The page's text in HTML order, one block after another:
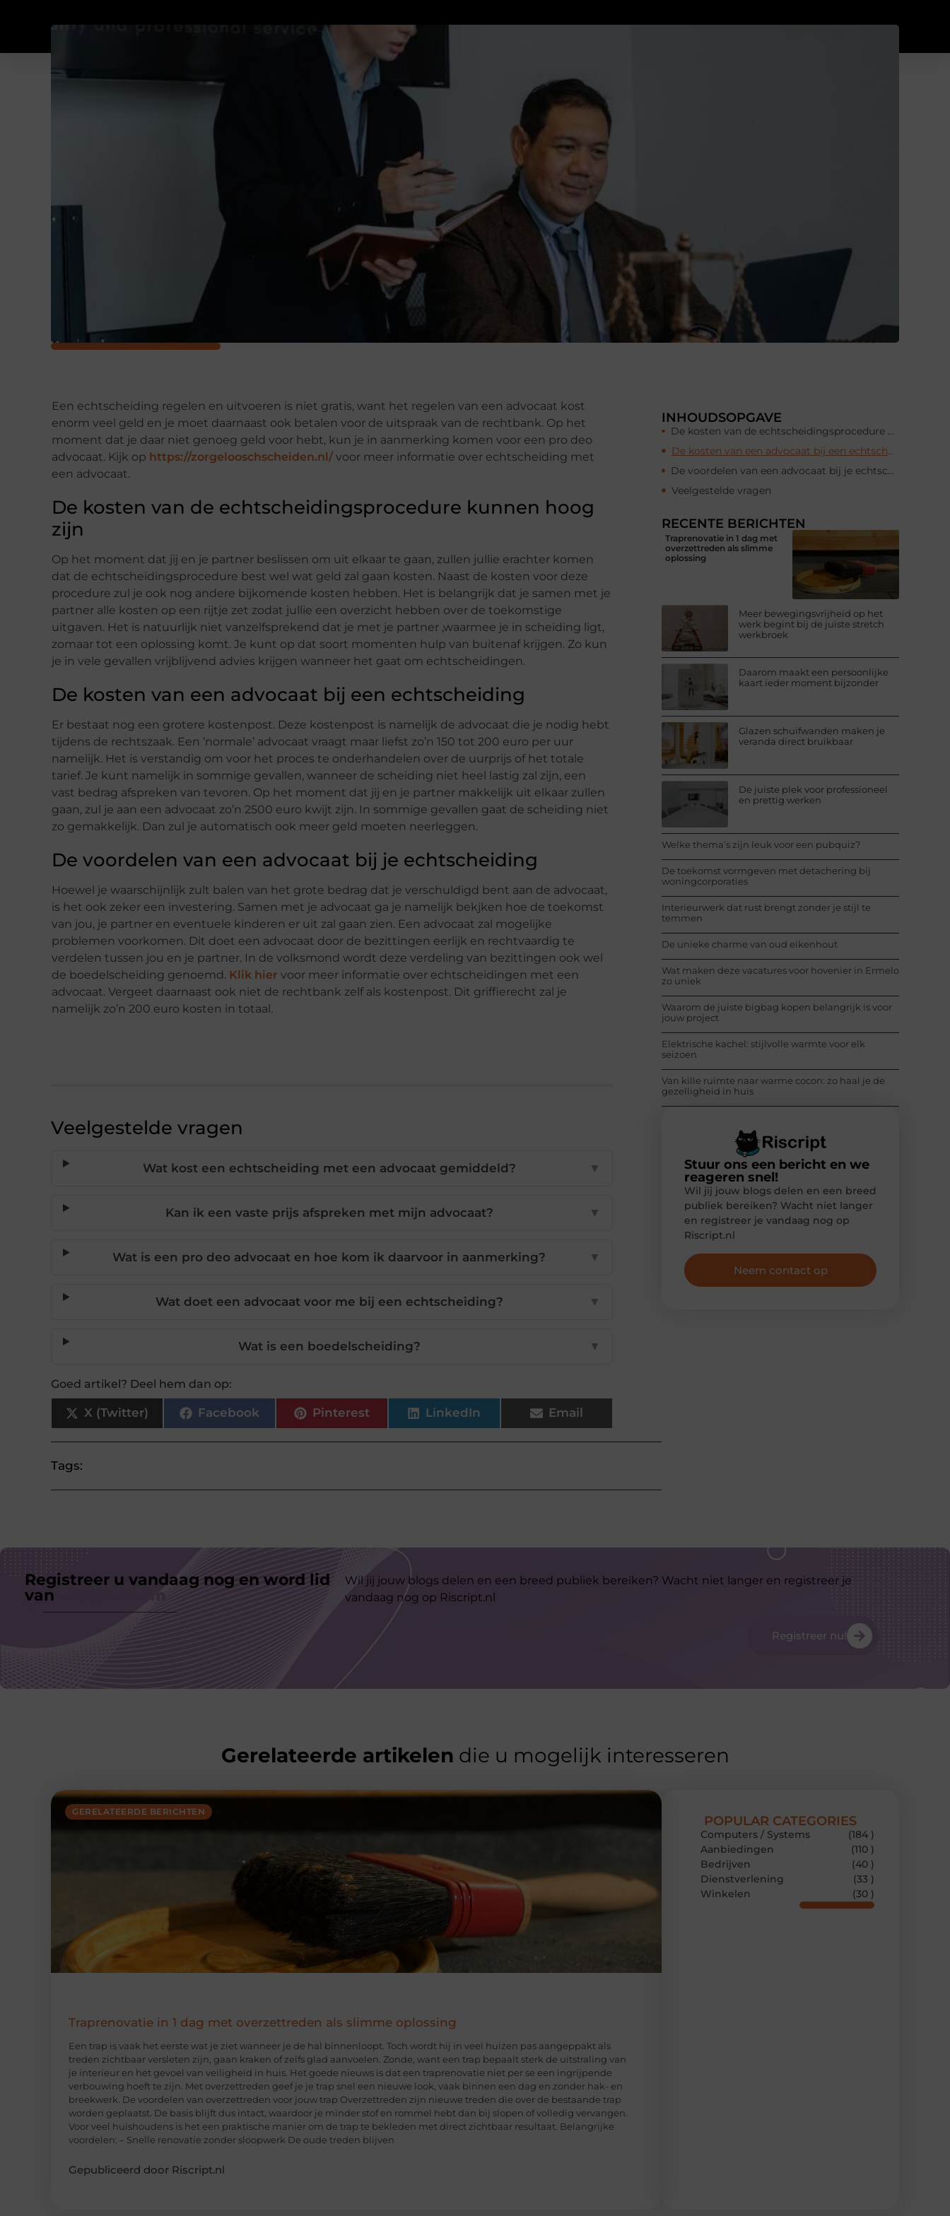
Een echtscheiding regelen en uitvoeren is niet gratis, want het regelen van een advocaat kost
enorm veel geld en je moet daarnaast ook betalen voor de uitspraak van de rechtbank. Op het
moment dat je daar niet genoeg geld voor hebt, kun je in aanmerking komen voor een pro deo
advocaat. Kijk op https://zorgelooschscheiden.nl/ voor meer informatie over echtscheiding met
een advocaat.
De kosten van de echtscheidingsprocedure kunnen hoog
zijn
Op het moment dat jij en je partner beslissen om uit elkaar te gaan, zullen jullie erachter komen
dat de echtscheidingsprocedure best wel wat geld zal gaan kosten. Naast de kosten voor deze
procedure zul je ook nog andere bijkomende kosten hebben. Het is belangrijk dat je samen met je
partner alle kosten op een rijtje zet zodat jullie een overzicht hebben over de toekomstige
uitgaven. Het is natuurlijk niet vanzelfsprekend dat je met je partner ,waarmee je in scheiding ligt,
zomaar tot een oplossing komt. Je kunt op dat soort momenten hulp van buitenaf krijgen. Zo kun
je in vele gevallen vrijblijvend advies krijgen wanneer het gaat om echtscheidingen.
De kosten van een advocaat bij een echtscheiding
Er bestaat nog een grotere kostenpost. Deze kostenpost is namelijk de advocaat die je nodig hebt
tijdens de rechtszaak. Een ‘normale’ advocaat vraagt maar liefst zo’n 150 tot 200 euro per uur
namelijk. Het is verstandig om voor het proces te onderhandelen over de uurprijs of het totale
tarief. Je kunt namelijk in sommige gevallen, wanneer de scheiding niet heel lastig zal zijn, een
vast bedrag afspreken van tevoren. Op het moment dat jij en je partner makkelijk uit elkaar zullen
gaan, zul je aan een advocaat zo’n 2500 euro kwijt zijn. In sommige gevallen gaat de scheiding niet
zo gemakkelijk. Dan zul je automatisch ook meer geld moeten neerleggen.
De voordelen van een advocaat bij je echtscheiding
Hoewel je waarschijnlijk zult balen van het grote bedrag dat je verschuldigd bent aan de advocaat,
is het ook zeker een investering. Samen met je advocaat ga je namelijk bekjken hoe de toekomst
van jou, je partner en eventuele kinderen er uit zal gaan zien. Een advocaat zal mogelijke
problemen voorkomen. Dit doet een advocaat door de bezittingen eerlijk en rechtvaardig te
verdelen tussen jou en je partner. In de volksmond wordt deze verdeling van bezittingen ook wel
de boedelscheiding genoemd. Klik hier voor meer informatie over echtscheidingen met een
advocaat. Vergeet daarnaast ook niet de rechtbank zelf als kostenpost. Dit griffierecht zal je
namelijk zo’n 200 euro kosten in totaal.
Veelgestelde vragen
Wat kost een echtscheiding met een advocaat gemiddeld? ▼
Kan ik een vaste prijs afspreken met mijn advocaat? ▼
Wat is een pro deo advocaat en hoe kom ik daarvoor in aanmerking? ▼
Wat doet een advocaat voor me bij een echtscheiding? ▼
Wat is een boedelscheiding? ▼
Goed artikel? Deel hem dan op:
X (Twitter) Facebook Pinterest LinkedIn Email
Tags:
INHOUDSOPGAVE
De kosten van de echtscheidingsprocedure kunnen hoog zijn
De kosten van een advocaat bij een echtscheiding
De voordelen van een advocaat bij je echtscheiding
Veelgestelde vragen
RECENTE BERICHTEN
Traprenovatie in 1 dag met
overzettreden als slimme
oplossing
Meer bewegingsvrijheid op het
werk begint bij de juiste stretch
werkbroek
Daarom maakt een persoonlijke
kaart ieder moment bijzonder
Glazen schuifwanden maken je
veranda direct bruikbaar
De juiste plek voor professioneel
en prettig werken
Welke thema’s zijn leuk voor een pubquiz?
De toekomst vormgeven met detachering bij
woningcorporaties
Interieurwerk dat rust brengt zonder je stijl te
temmen
De unieke charme van oud eikenhout
Wat maken deze vacatures voor hovenier in Ermelo
zo uniek
Waarom de juiste bigbag kopen belangrijk is voor
jouw project
Elektrische kachel: stijlvolle warmte voor elk
seizoen
Van kille ruimte naar warme cocon: zo haal je de
gezelligheid in huis
Stuur ons een bericht en we
reageren snel!
Wil jij jouw blogs delen en een breed
publiek bereiken? Wacht niet langer
en registreer je vandaag nog op
Riscript.nl
Neem contact op
Registreer u vandaag nog en word lid
van
Wil jij jouw blogs delen en een breed publiek bereiken? Wacht niet langer en registreer je
vandaag nog op Riscript.nl
Registreer nu!
Gerelateerde artikelen die u mogelijk interesseren
GERELATEERDE BERICHTEN
Traprenovatie in 1 dag met overzettreden als slimme oplossing
Een trap is vaak het eerste wat je ziet wanneer je de hal binnenloopt. Toch wordt hij in veel huizen pas aangeppakt als
treden zichtbaar versleten zijn, gaan kraken of zelfs glad aanvoelen. Zonde, want een trap bepaalt sterk de uitstraling van
je interieur en het gevoel van veiligheid in huis. Het goede nieuws is dat een traprenovatie niet per se een ingrijpende
verbouwing hoeft te zijn. Met overzettreden geef je je trap snel een nieuwe look, vaak binnen een dag en zonder hak- en
breekwerk. De voordelen van overzettreden voor jouw trap Overzettreden zijn nieuwe treden die over de bestaande trap
worden geplaatst. De basis blijft dus intact, waardoor je minder stof en rommel hebt dan bij slopen of volledig vervangen.
Voor veel huishoudens is het een praktische manier om de trap te bekleden met direct zichtbaar resultaat. Belangrijke
voordelen: – Snelle renovatie zonder sloopwerk De oude treden blijven
Gepubliceerd door Riscript.nl
POPULAR CATEGORIES
Computers / Systems
(184 )
Aanbiedingen
(110 )
Bedrijven
(40 )
Dienstverlening
(33 )
Winkelen
(30 )